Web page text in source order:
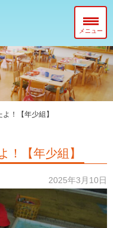
メニュー
！【年少組】
！【年少組】
2025年3月10日